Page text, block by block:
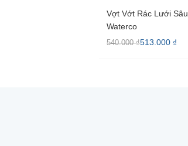
Vợt Vớt Rác Lưới Sâu
Waterco
540.000 ₫513.000 ₫